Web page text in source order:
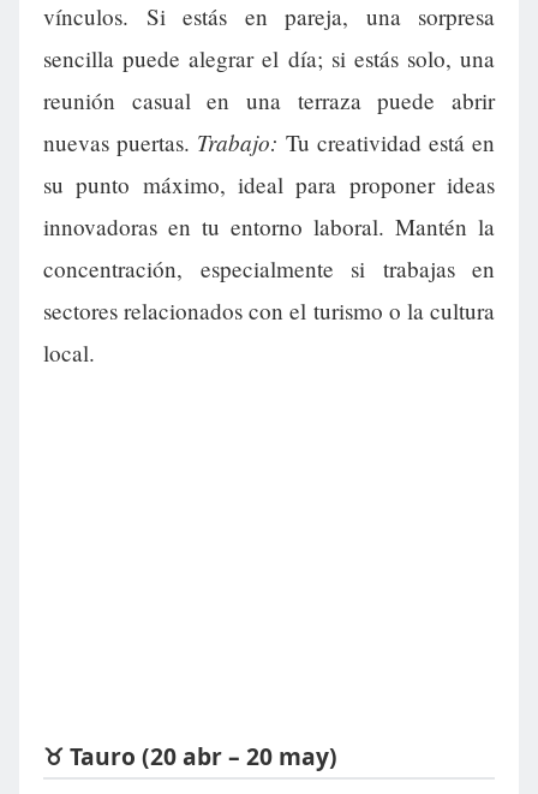
vínculos. Si estás en pareja, una sorpresa
sencilla puede alegrar el día; si estás solo, una
reunión casual en una terraza puede abrir
nuevas puertas. Trabajo: Tu creatividad está en
su punto máximo, ideal para proponer ideas
innovadoras en tu entorno laboral. Mantén la
concentración, especialmente si trabajas en
sectores relacionados con el turismo o la cultura
local.
♉ Tauro (20 abr – 20 may)